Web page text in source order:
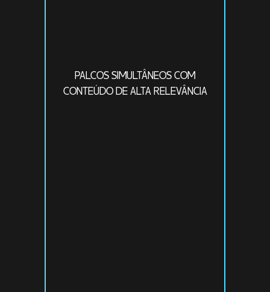
PALCOS SIMULTÂNEOS COM
CONTEÚDO DE ALTA RELEVÂNCIA